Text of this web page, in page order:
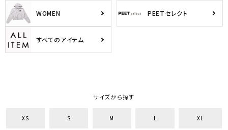
WOMEN PEETセレクト
すべてのアイテム
サイズから探す
XS S M L XL